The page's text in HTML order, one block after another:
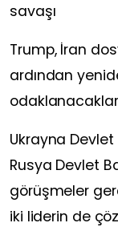
savaşı
Trump, İran
ardından
Ukrayna
Rusya Devlet
görüşmeler
iki liderin de